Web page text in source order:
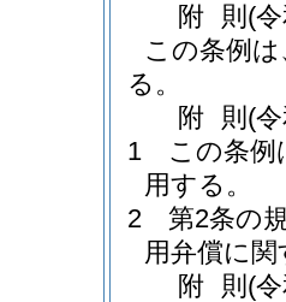
附 則 (
この条例
る。
附 則 (
1
この条例
用する。
2
第2条の
用弁償に
附 則 (